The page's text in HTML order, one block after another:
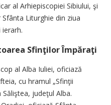
al Arhiepiscopiei Sibiului, şi
Liturghie din ziua
Sfinţilor Împăraţi
al Alba Iuliei, oficiază
cu hramul „Sfinţii
judeţul Alba.